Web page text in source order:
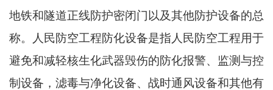
地铁和隧道正线防护密闭门以及其他防护设备的总
称。人民防空工程防化设备是指人民防空工程用于
避免和减轻核生化武器毁伤的防化报警、监测与控
制设备，滤毒与净化设备、战时通风设备和其他有